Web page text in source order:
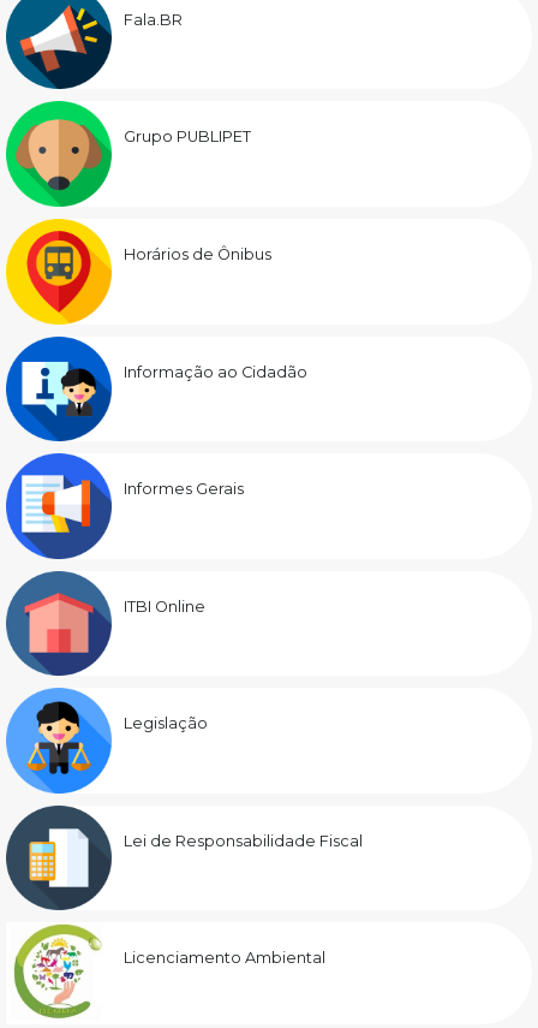
Fala.BR
Grupo PUBLIPET
Horários de Ônibus
Informação ao Cidadão
Informes Gerais
ITBI Online
Legislação
Lei de Responsabilidade Fiscal
Licenciamento Ambiental